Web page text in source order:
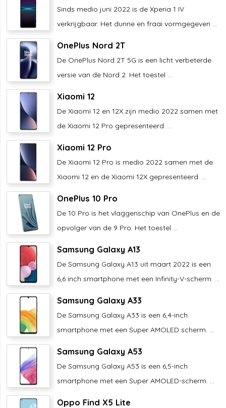
Sinds medio juni 2022 is de Xperia 1 IV
verkrijgbaar. Het dunne en fraai vormgegeven ...
OnePlus Nord 2T
De OnePlus Nord 2T 5G is een licht verbeterde
versie van de Nord 2. Het toestel ...
Xiaomi 12
De Xiaomi 12 en 12X zijn medio 2022 samen met
de Xiaomi 12 Pro gepresenteerd. ...
Xiaomi 12 Pro
De Xiaomi 12 Pro is medio 2022 samen met de
Xiaomi 12 en de Xiaomi 12X gepresenteerd. ...
OnePlus 10 Pro
De 10 Pro is het vlaggenschip van OnePlus en de
opvolger van de 9 Pro. Het toestel ...
Samsung Galaxy A13
De Samsung Galaxy A13 uit maart 2022 is een
6,6 inch smartphone met een Infinity-V-scherm. ...
Samsung Galaxy A33
De Samsung Galaxy A33 is een 6,4-inch
smartphone met een Super AMOLED scherm. ...
Samsung Galaxy A53
De Samsung Galaxy A53 is een 6,5-inch
smartphone met een Super AMOLED-scherm. ...
Oppo Find X5 Lite